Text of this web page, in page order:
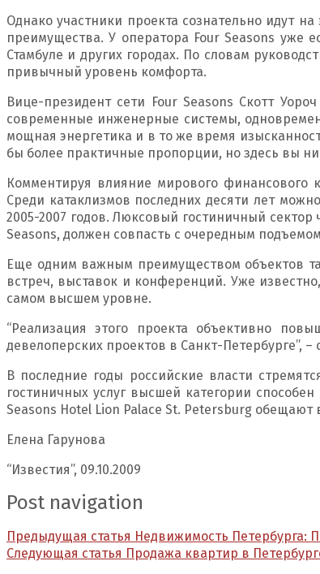
Однако участники проекта сознательно идут
преимущества. У оператора Four Seasons уже
Стамбуле и других городах. По словам
привычный уровень комфорта.
Вице-президент сети Four Seasons Скотт
современные инженерные системы,
мощная энергетика и в то же время
бы более практичные пропорции, но здесь вы
Комментируя влияние мирового финансового
Среди катаклизмов последних десяти лет
2005-2007 годов. Люксовый гостиничный
Seasons, должен совпасть с очередным
Еще одним важным преимуществом объектов
встреч, выставок и конференций. Уже
самом высшем уровне.
“Реализация этого проекта объективно
девелоперских проектов в Санкт-Петербурге”,
В последние годы российские власти
гостиничных услуг высшей категории
Seasons Hotel Lion Palace St. Petersburg обещают
Елена Гарунова
“Известия”, 09.10.2009
Post navigation
Предыдущая статья Недвижимость Петербурга:
Следующая статья Продажа квартир в